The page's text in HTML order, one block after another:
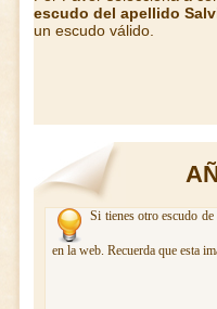
escudo del apellido
un escudo válido.
Si tienes otro escudo
en la web. Recuerda que esta